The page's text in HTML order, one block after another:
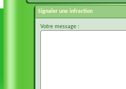
Bonne Ouverture 2018
(2018-08-04)
Signaler une infraction
Votre message :